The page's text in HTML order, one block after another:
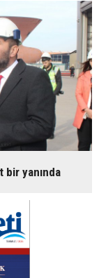
bir yanında